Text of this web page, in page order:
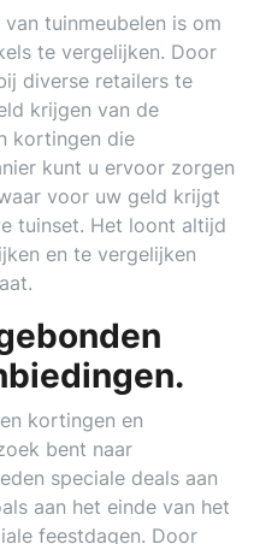
tuinmeubelen is om
te vergelijken. Door
diverse retailers te
krijgen van de
kortingen die
kunt u ervoor zorgen
voor uw geld krijgt
tuinset. Het loont altijd
en te vergelijken
kortingen en
bent naar
speciale deals aan
aan het einde van het
feestdagen. Door